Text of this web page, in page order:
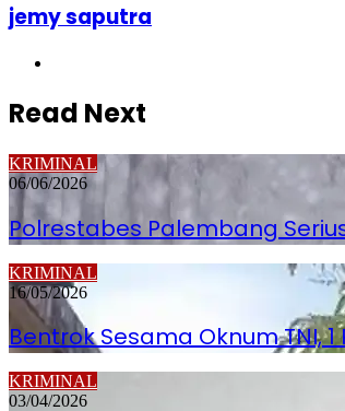
jemy saputra
Read Next
KRIMINAL
06/06/2026
Polrestabes Palembang
KRIMINAL
16/05/2026
Bentrok Sesama Oknum TNI,
KRIMINAL
03/04/2026